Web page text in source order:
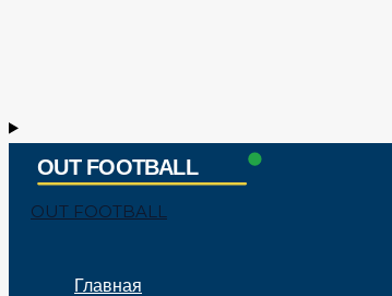
OUT FOOTBALL
Главная